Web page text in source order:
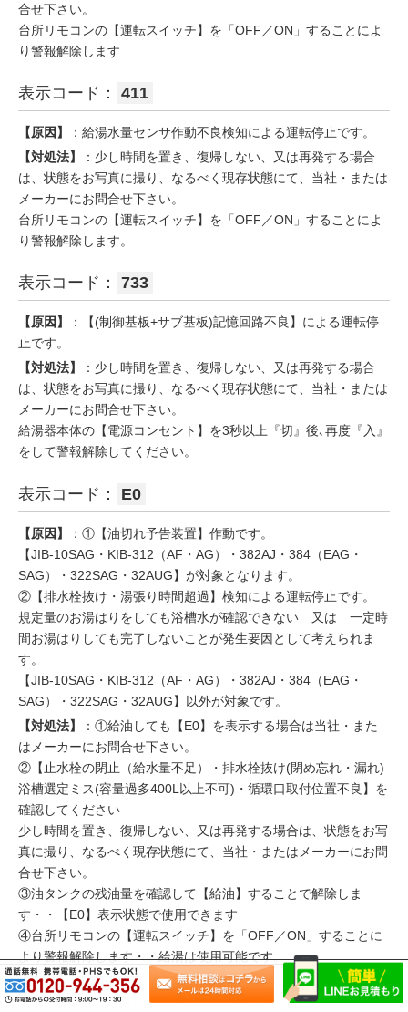
合せ下さい。
台所リモコンの【運転スイッチ】を「OFF／ON」することによ
り警報解除します
表示コード： 411
【原因】
：給湯水量センサ作動不良検知による運転停止です。
【対処法】
：少し時間を置き、復帰しない、又は再発する場合
は、状態をお写真に撮り、なるべく現存状態にて、当社・または
メーカーにお問合せ下さい。
台所リモコンの【運転スイッチ】を「OFF／ON」することによ
り警報解除します。
表示コード： 733
【原因】
：【(制御基板+サブ基板)記憶回路不良】による運転停
止です。
【対処法】
：少し時間を置き、復帰しない、又は再発する場合
は、状態をお写真に撮り、なるべく現存状態にて、当社・または
メーカーにお問合せ下さい。
給湯器本体の【電源コンセント】を3秒以上『切』後､再度『入』
をして警報解除してください。
表示コード： E0
【原因】
：①【油切れ予告装置】作動です。
【JIB-10SAG・KIB-312（AF・AG）・382AJ・384（EAG・
SAG）・322SAG・32AUG】が対象となります。
②【排水栓抜け・湯張り時間超過】検知による運転停止です。
規定量のお湯はりをしても浴槽水が確認できない 又は 一定時
間お湯はりしても完了しないことが発生要因として考えられま
す。
【JIB-10SAG・KIB-312（AF・AG）・382AJ・384（EAG・
SAG）・322SAG・32AUG】以外が対象です。
【対処法】
：①給油しても【E0】を表示する場合は当社・また
はメーカーにお問合せ下さい。
②【止水栓の閉止（給水量不足）・排水栓抜け(閉め忘れ・漏れ)
浴槽選定ミス(容量過多400L以上不可)・循環口取付位置不良】を
確認してください
少し時間を置き、復帰しない、又は再発する場合は、状態をお写
真に撮り、なるべく現存状態にて、当社・またはメーカーにお問
合せ下さい。
③油タンクの残油量を確認して【給油】することで解除しま
す・・【E0】表示状態で使用できます
④台所リモコンの【運転スイッチ】を「OFF／ON」することに
より警報解除します・・給湯は使用可能です。
表示コード： E7